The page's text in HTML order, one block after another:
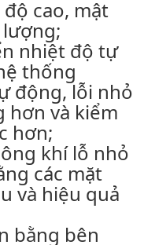
cao, mật
nhiệt độ tự
thống
động, lỗi nhỏ
hơn và kiểm
hơn;
khí lỗ nhỏ
các mặt
và hiệu quả
bằng bên